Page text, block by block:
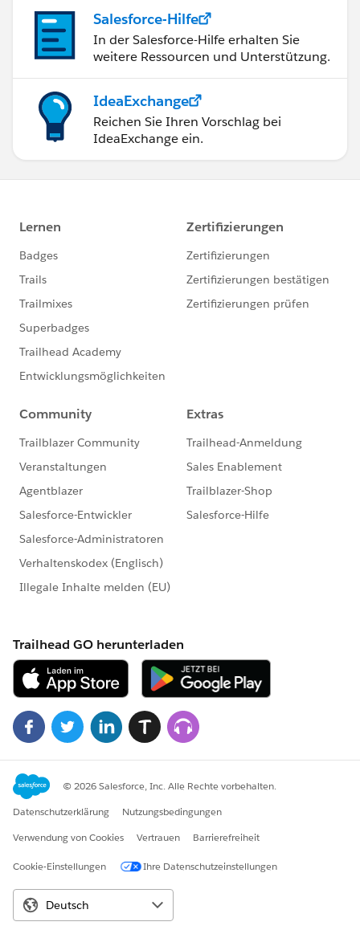
Salesforce-Hilfe
In der Salesforce-Hilfe erhalten Sie
weitere Ressourcen und Unterstützung.
IdeaExchange
Reichen Sie Ihren Vorschlag bei
IdeaExchange ein.